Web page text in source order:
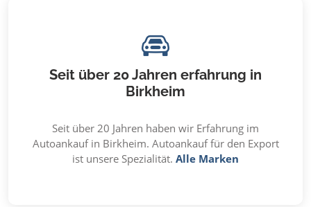
Seit über 20 Jahren erfahrung in
Birkheim
Seit über 20 Jahren haben wir Erfahrung im
Autoankauf in Birkheim. Autoankauf für den Export
ist unsere Spezialität. Alle Marken